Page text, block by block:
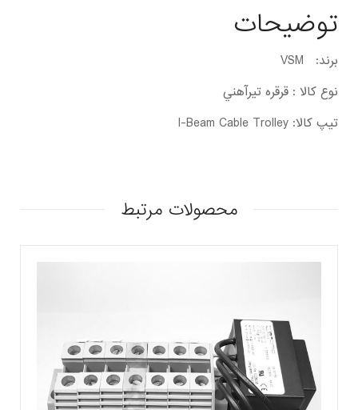
توضیحات
برند: VSM
نوع کالا : قرقره تيرآهني
تیپ کالا: I-Beam Cable Trolley
محصولات مرتبط